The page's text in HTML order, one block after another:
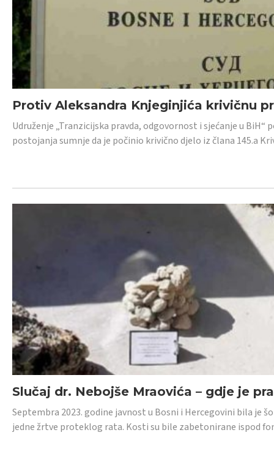
Protiv Aleksandra Knjeginjića krivičnu
Udruženje „Tranzicijska pravda, odgovornost i sjećanje u
postojanja sumnje da je počinio krivično djelo iz člana 145.a
Slučaj dr. Nebojše Mraovića – gdje je
Septembra 2023. godine javnost u Bosni i Hercegovini bila je
jedne žrtve proteklog rata. Kosti su bile zabetonirane ispod